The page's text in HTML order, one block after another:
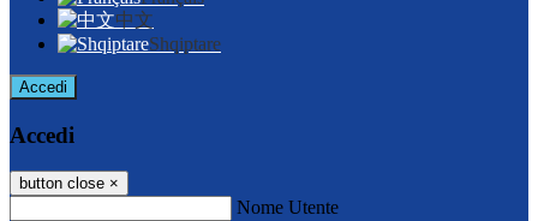
中文
Shqiptare
Accedi
Accedi
button close ×
Nome Utente